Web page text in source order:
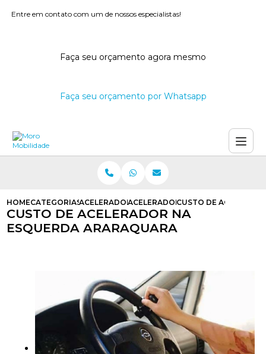
Entre em contato com um de nossos especialistas!
Faça seu orçamento agora mesmo
Faça seu orçamento por Whatsapp
HOMECATEGORIASACELERADORES A ESQUERDA
ACELERADOR A ESQUERDA PCD
CUSTO DE
CUSTO DE ACELERADOR NA
ESQUERDA ARARAQUARA